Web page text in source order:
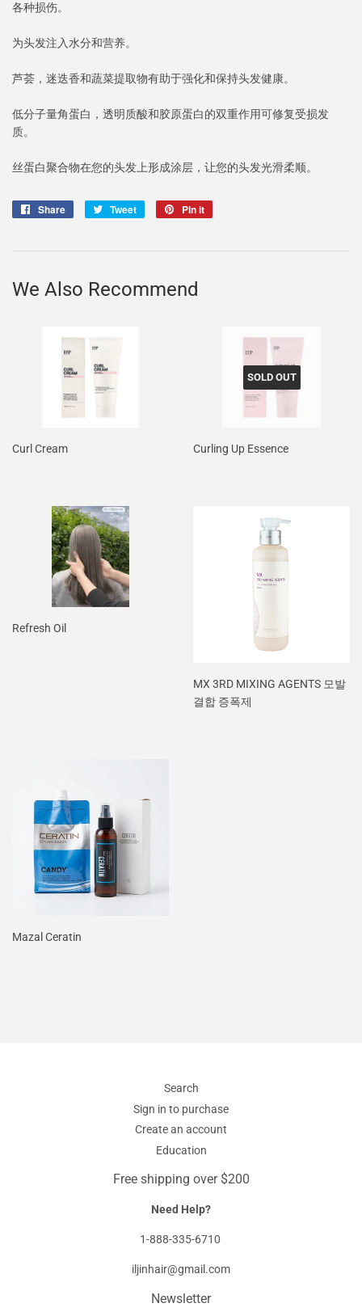
各种损伤。
为头发注入水分和营养。
芦荟，迷迭香和蔬菜提取物有助于强化和保持头发健康。
低分子量角蛋白，透明质酸和胶原蛋白的双重作用可修复受损发
质。
丝蛋白聚合物在您的头发上形成涂层，让您的头发光滑柔顺。
Share
Share
Tweet
Tweet
Pin it
We Also Recommend
Curl Cream
SOLD OUT
Curling Up Essence
Refresh Oil
MX 3RD MIXING AGENTS 모발
결합 증폭제
Mazal Ceratin
Search
Sign in to purchase
Create an account
Education
Free shipping over $200
Need Help?
1-888-335-6710
iljinhair@gmail.com
Newsletter